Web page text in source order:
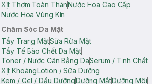
Xịt Thơm Toàn ThânNước Hoa Cao Cấp
Nước Hoa Vùng Kín
Chăm Sóc Da Mặt
Tẩy Trang MặtSữa Rửa Mặt
Tẩy Tế Bào Chết Da Mặt
Toner / Nước Cân Bằng DaSerum / Tinh Chất
Xịt KhoángLotion / Sữa Dưỡng
Kem / Gel / Dầu DưỡngDưỡng MắtDưỡng Môi